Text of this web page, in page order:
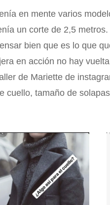
en mente varios
un corte de 2,5
bien que es lo que
en acción no hay
de Mariette de
cuello, tamaño de